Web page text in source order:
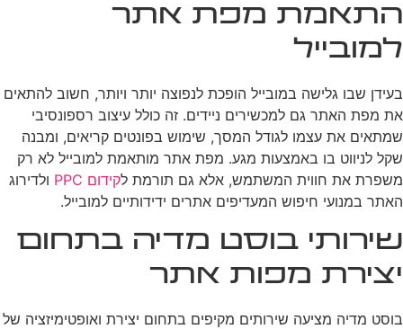
התאמת מפת אתר
למובייל
בעידן שבו גלישה במובייל הופכת לנפוצה יותר ויותר, חשוב להתאים
את מפת האתר גם למכשירים ניידים. זה כולל עיצוב רספונסיבי
שמתאים את עצמו לגודל המסך, שימוש בפונטים קריאים, ומבנה
שקל לניווט בו באמצעות מגע. מפת אתר מותאמת למובייל לא רק
משפרת את חווית המשתמש, אלא גם תורמת לקידום PPC
ולדירוג
האתר במנועי חיפוש המעדיפים אתרים ידידותיים למובייל.
שירותי בוסט מדיה בתחום
יצירת מפות אתר
בוסט מדיה מציעה שירותים מקיפים בתחום יצירת ואופטימיזציה של